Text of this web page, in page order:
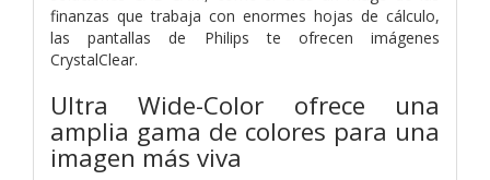
finanzas que trabaja con enormes hojas de cálculo,
las pantallas de Philips te ofrecen imágenes
CrystalClear.
Ultra Wide-Color ofrece una
amplia gama de colores para una
imagen más viva